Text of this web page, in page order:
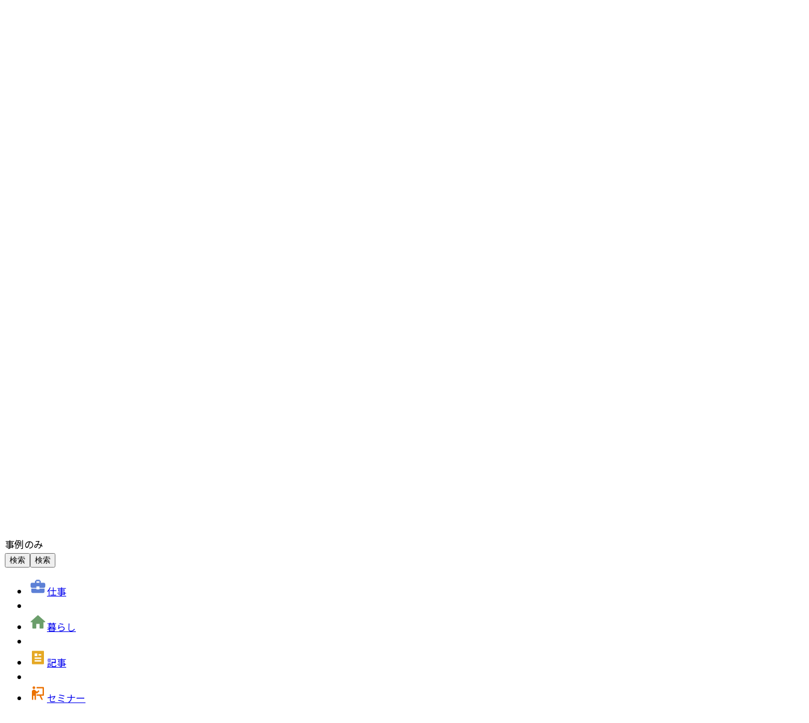
事例のみ
検索 検索
仕事
暮らし
記事
セミナー